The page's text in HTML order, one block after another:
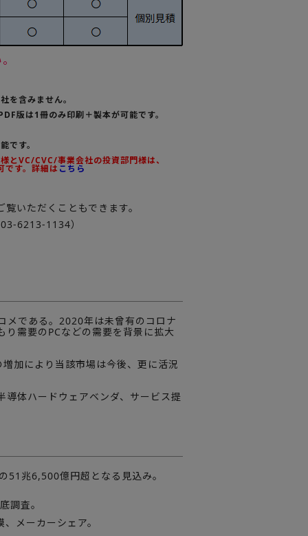
を含みません。
版は1冊のみ印刷＋製本が可能です。
です。
とVC/CVC/事業会社の投資部門様は、
です。詳細は こちら
いただくこともできます。
6213-1134）
メである。2020年は未曾有のコロナ
需要のPCなどの需要を背景に拡大
加により当該市場は今後、更に活況
体ハードウェアベンダ、サービス提
兆6,500億円超となる見込み。
調査。
メーカーシェア。